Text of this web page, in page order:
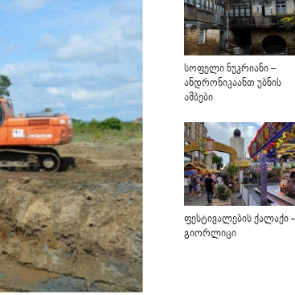
სოფელი ნუკრიანი –
ანდრონიკაანთ უბნის
ამბები
ფესტივალების ქალაქი –
გიორლიცი